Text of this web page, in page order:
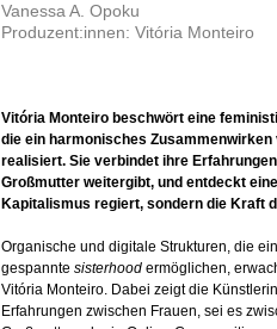
Vanessa A. Opoku
Produzent:innen: Vitória Monteiro
Vitória Monteiro beschwört eine
die ein harmonisches
realisiert. Sie verbindet ihre
Großmutter weitergibt, und entdeckt
Kapitalismus regiert, sondern die Kraft
Organische und digitale Strukturen, die
gespannte sisterhood ermöglichen,
Vitória Monteiro. Dabei zeigt die
Erfahrungen zwischen Frauen, sei es